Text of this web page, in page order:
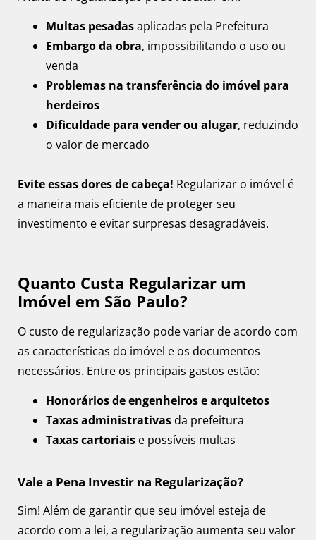
Multas pesadasaplicadas pela Prefeitura
Embargo da obra, impossibilitando o uso ou
venda
Problemas na transferência do imóvel para
herdeiros
Dificuldade para vender ou alugar, reduzindo
o valor de mercado
Evite essas dores de cabeça! Regularizar o imóvel é
a maneira mais eficiente de proteger seu
investimento e evitar surpresas desagradáveis.
Quanto Custa Regularizar um
Imóvel em São Paulo?
O custo de regularização pode variar de acordo com
as características do imóvel e os documentos
necessários. Entre os principais gastos estão:
Honorários de engenheiros e arquitetos
Taxas administrativas da prefeitura
Taxas cartoriais e possíveis multas
Vale a Pena Investir na Regularização?
Sim! Além de garantir que seu imóvel esteja de
acordo com a lei, a regularização aumenta seu valor